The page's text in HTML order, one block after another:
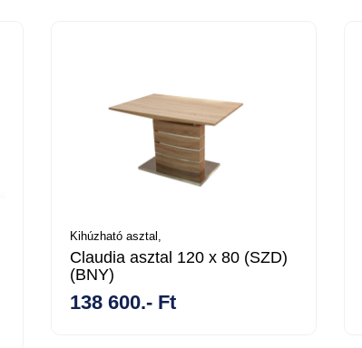
Kihúzható asztal,
Claudia asztal 120 x 80 (SZD)
(BNY)
138 600.- Ft